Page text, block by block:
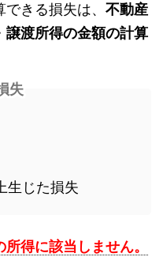
きる損失は、 不動産
譲渡所得の金額の計算
失
生じた損失
所得に該当しません。